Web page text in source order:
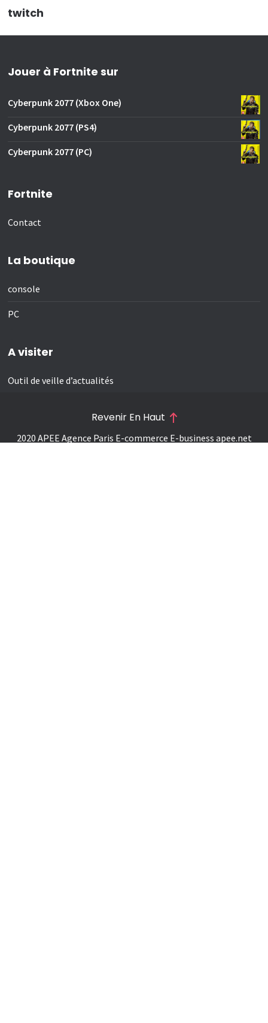
twitch
Jouer à Fortnite sur
Cyberpunk 2077 (Xbox One)
Cyberpunk 2077 (PS4)
Cyberpunk 2077 (PC)
Fortnite
Contact
La boutique
console
PC
A visiter
Outil de veille d’actualités
2020 APEE Agence Paris E-commerce E-business apee.net
Revenir En Haut